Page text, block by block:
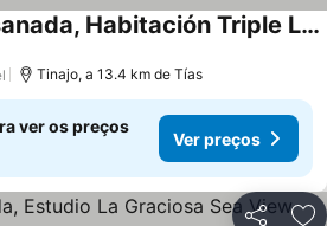
Casa Casa Nopasanada, Habitación Triple Los Lobos
Tinajo, a 13.4 km de Tías
ver os preços
Ver preços